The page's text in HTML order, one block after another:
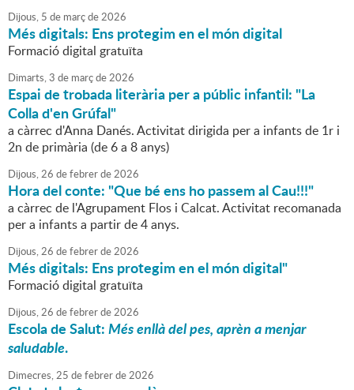
Dijous, 5 de marçde2026
Més digitals: Ens protegim en el món digital
Formació digital gratuïta
Dimarts,3 de marçde2026
Espai de trobada literària per a públic infantil: "La
Colla d'en Grúfal"
a càrrec d'Anna Danés. Activitat dirigida per a infants de 1r i
2n de primària (de 6 a 8 anys)
Dijous,26 defebrerde2026
Hora del conte: "Que bé ens ho passem al Cau!!!"
a càrrec de l'Agrupament Flos i Calcat. Activitat recomanada
per a infants a partir de 4 anys.
Dijous,26 defebrerde2026
Més digitals: Ens protegim en el món digital"
Formació digital gratuïta
Dijous,26 defebrerde2026
Escola de Salut:Més enllà del pes, aprèn a menjar
saludable.
Dimecres,25 defebrerde2026